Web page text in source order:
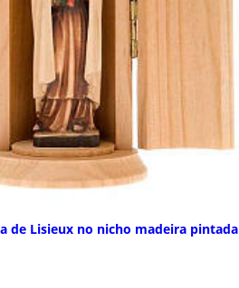
de Lisieux no nicho madeira pintada